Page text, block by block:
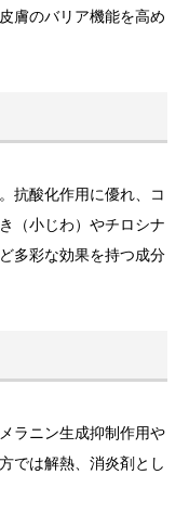
膚のバリア機能を高め
抗酸化作用に優れ、コ
（小じわ）やチロシナ
多彩な効果を持つ成分
ラニン生成抑制作用や
では解熱、消炎剤とし